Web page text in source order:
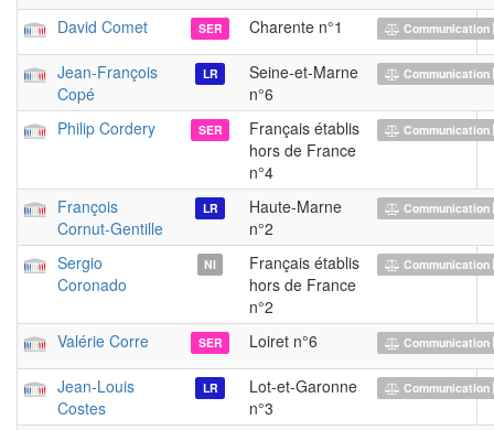
David Comet SER Charente n°1
Jean-François
Copé
LR
Seine-et-Marne
n°6
Philip Cordery SER
Français établis
hors de France
n°4
François
Cornut-Gentille
LR
Haute-Marne
n°2
Sergio
Coronado
NI
Français établis
hors de France
n°2
Valérie Corre SER Loiret n°6
Jean-Louis
Costes
LR
Lot-et-Garonne
n°3